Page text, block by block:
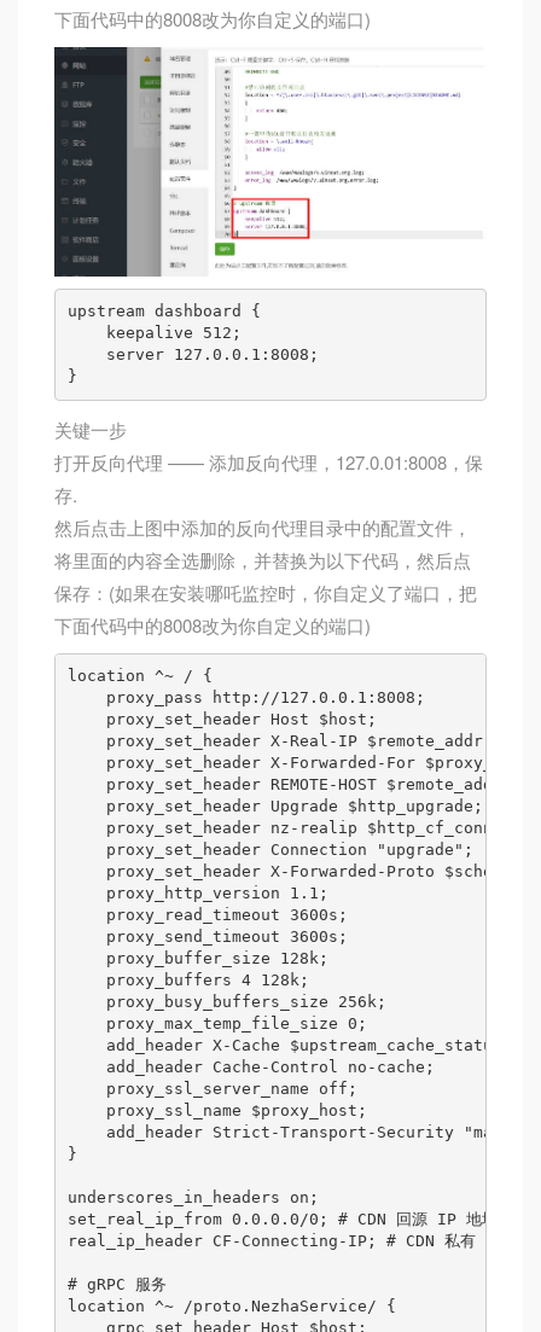
下面代码中的8008改为你自定义的端口)
upstream dashboard {
    keepalive 512;
    server 127.0.0.1:8008;
关键一步
打开反向代理 —— 添加反向代理，127.0.01:8008，保
存.
然后点击上图中添加的反向代理目录中的配置文件，
将里面的内容全选删除，并替换为以下代码，然后点
保存：(如果在安装哪吒监控时，你自定义了端口，把
下面代码中的8008改为你自定义的端口)
location ^~ / {
    proxy_pass http://127.0.0.1:8008;
    proxy_set_header Host $host;
    proxy_set_header X-Real-IP $remote_addr;
proxy_set_header X-Forwarded-For
    proxy_set_header REMOTE-HOST $remote_addr;
    proxy_set_header Upgrade $http_upgrade;
proxy_set_header nz-realip
    proxy_set_header Connection "upgrade";
    proxy_set_header X-Forwarded-Proto $scheme;
    proxy_http_version 1.1;
    proxy_read_timeout 3600s;
    proxy_send_timeout 3600s;
    proxy_buffer_size 128k;
    proxy_buffers 4 128k;
    proxy_busy_buffers_size 256k;
    proxy_max_temp_file_size 0;
    add_header X-Cache $upstream_cache_status;
    add_header Cache-Control no-cache;
    proxy_ssl_server_name off;
    proxy_ssl_name $proxy_host;
add_header Strict-Transport-Security "max-
}
underscores_in_headers on;
set_real_ip_from 0.0.0.0/0; # CDN 回源 IP 地址段
real_ip_header CF-Connecting-IP; # CDN 私有
# gRPC 服务
location ^~ /proto.NezhaService/ {
    grpc_set_header Host $host;